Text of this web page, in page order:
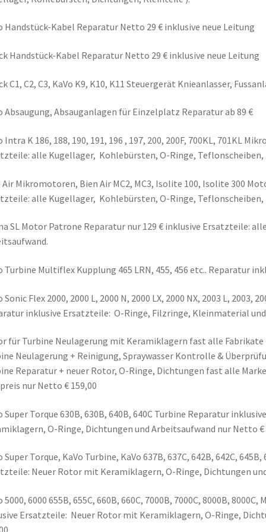
Handstück-Kabel Reparatur Netto 29 € inklusive neue Leitung
Handstück-Kabel Reparatur Netto 29 € inklusive neue Leitung
C1, C2, C3, KaVo K9, K10, K11 Steuergerät Knieanlasser,
Absaugung, Absauganlagen für Einzelplatz Reparatur ab 89 €
Intra K 186, 188, 190, 191, 196 , 197, 200, 200F, 700KL, 701KL
alle Kugellager, Kohlebürsten, O-Ringe,
Air Mikromotoren, Bien Air MC2, MC3, Isolite 100, Isolite 300
alle Kugellager, Kohlebürsten, O-Ringe,
SL Motor Patrone Reparatur nur 129 € inklusive Ersatzteile:
Turbine Multiflex Kupplung 465 LRN, 455, 456 etc.. Reparatur
Sonic Flex 2000, 2000 L, 2000 N, 2000 LX, 2000 NX, 2003 L,
inklusive Ersatzteile: O-Ringe, Filzringe, Kleinmaterial
für Turbine Neulagerung mit Keramiklagern fast alle Fabrikate
Neulagerung + Reinigung, Spraywasser Kontrolle &
Reparatur + neuer Rotor, O-Ringe, Dichtungen fast alle
nur Netto € 159,00
Super Torque 630B, 630B, 640B, 640C Turbine Reparatur
O-Ringe, Dichtungen und Arbeitsaufwand nur Netto €
Super Torque, KaVo Turbine, KaVo 637B, 637C, 642B, 642C,
Neuer Rotor mit Keramiklagern, O-Ringe, Dichtungen
5000, 6000 655B, 655C, 660B, 660C, 7000B, 7000C, 8000B,
Ersatzteile: Neuer Rotor mit Keramiklagern, O-Ringe,